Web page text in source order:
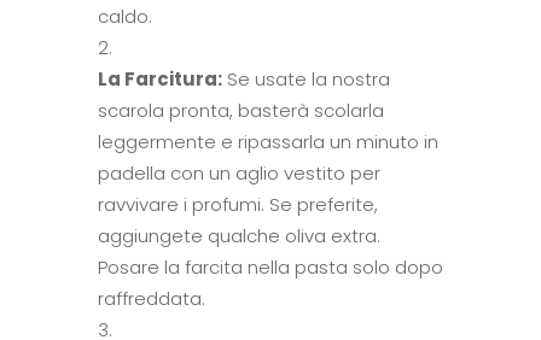
caldo.
La Farcitura:Se usate la nostra
scarola pronta, basterà scolarla
leggermente e ripassarla un minuto in
padella con un aglio vestito per
ravvivare i profumi. Se preferite,
aggiungete qualche oliva extra.
Posare la farcita nella pasta solo dopo
raffreddata.